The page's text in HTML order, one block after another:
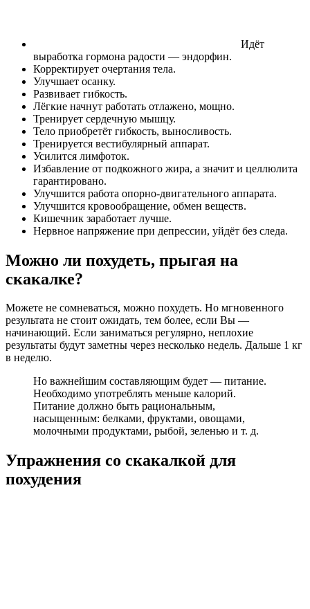
Идёт
выработка гормона радости — эндорфин.
Корректирует очертания тела.
Улучшает осанку.
Развивает гибкость.
Лёгкие начнут работать отлажено, мощно.
Тренирует сердечную мышцу.
Тело приобретёт гибкость, выносливость.
Тренируется вестибулярный аппарат.
Усилится лимфоток.
Избавление от подкожного жира, а значит и целлюлита
гарантировано.
Улучшится работа опорно-двигательного аппарата.
Улучшится кровообращение, обмен веществ.
Кишечник заработает лучше.
Нервное напряжение при депрессии, уйдёт без следа.
Можно ли похудеть, прыгая на
скакалке?
Можете не сомневаться, можно похудеть. Но мгновенного
результата не стоит ожидать, тем более, если Вы —
начинающий. Если заниматься регулярно, неплохие
результаты будут заметны через несколько недель. Дальше 1 кг
в неделю.
Но важнейшим составляющим будет — питание.
Необходимо употреблять меньше калорий.
Питание должно быть рациональным,
насыщенным: белками, фруктами, овощами,
молочными продуктами, рыбой, зеленью и т. д.
Упражнения со скакалкой для
похудения